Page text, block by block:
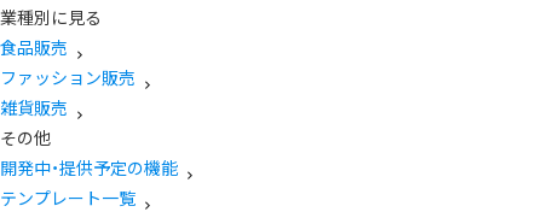
業種別に見る
食品販売
ファッション販売
雑貨販売
その他
開発中・提供予定の機能
テンプレート一覧